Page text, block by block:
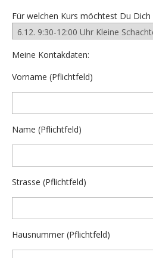
Für welchen Kurs möchtest Du Dich
Meine Kontakdaten:
Vorname (Pflichtfeld)
Name (Pflichtfeld)
Strasse (Pflichtfeld)
Hausnummer (Pflichtfeld)